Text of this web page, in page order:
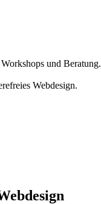
und Beratung.
Webdesign.